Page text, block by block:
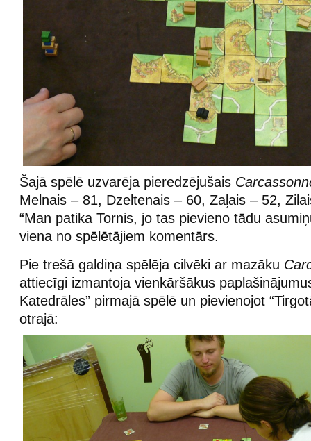
Šajā spēlē uzvarēja pieredzējušais
Melnais – 81, Dzeltenais – 60, Zaļais – 52,
“Man patika Tornis, jo tas pievieno tādu
viena no spēlētājiem komentārs.
Pie trešā galdiņa spēlēja cilvēki ar mazāku
attiecīgi izmantoja vienkāršākus
Katedrāles” pirmajā spēlē un pievienojot
otrajā: